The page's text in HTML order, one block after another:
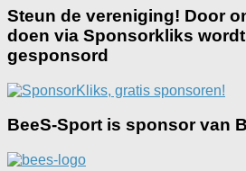
Steun de vereniging! Door
doen via Sponsorkliks
gesponsord
BeeS-Sport is sponsor van